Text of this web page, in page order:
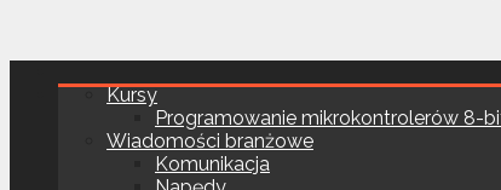
Kursy
Programowanie mikrokontrolerów 8-
Wiadomości branżowe
Komunikacja